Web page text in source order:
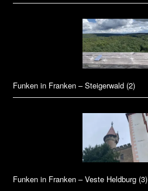
Funken in Franken – Steigerwald (2)
Funken in Franken – Veste Heldburg (3)